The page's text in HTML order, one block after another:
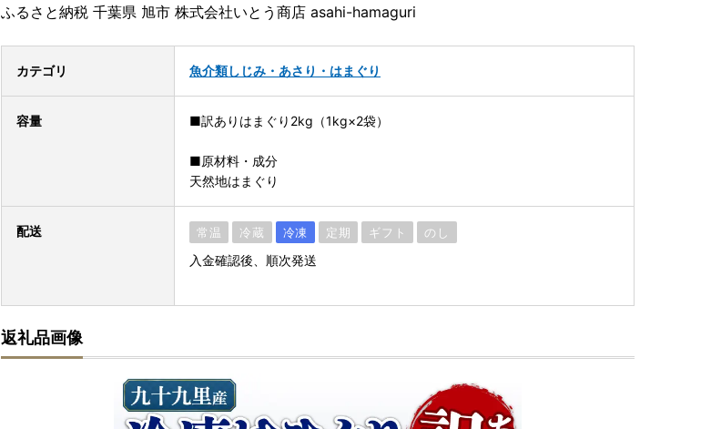
ふるさと納税 千葉県 旭市 株式会社いとう商店 asahi-hamaguri
カテゴリ 魚介類しじみ・あさり・はまぐり
容量 ■訳ありはまぐり2kg（1kg×2袋）
■原材料・成分
天然地はまぐり
配送 常温 冷蔵 冷凍 定期 ギフト のし
入金確認後、順次発送
返礼品画像